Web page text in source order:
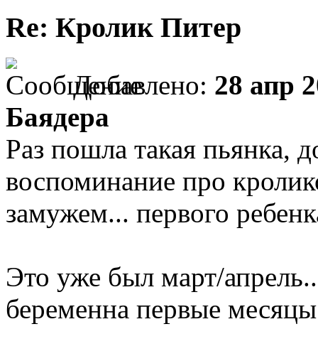
Re: Кролик Питер
Добавлено: 28 апр
Баядера
Раз пошла такая пьянка,
воспоминание про
замужем... первого
Это уже был март/
беременна первые